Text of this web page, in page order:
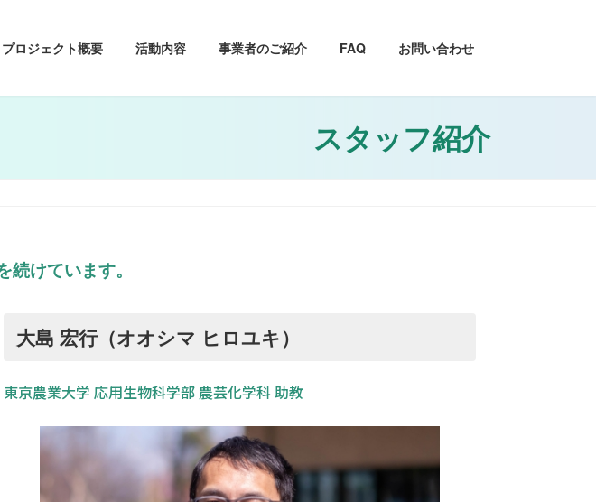
プロジェクト概要 活動内容 事業者のご紹介 FAQ お問い合わせ
スタッフ紹介
けています。
大島 宏行（オオシマ ヒロユキ）
東京農業大学 応用生物科学部 農芸化学科 助教